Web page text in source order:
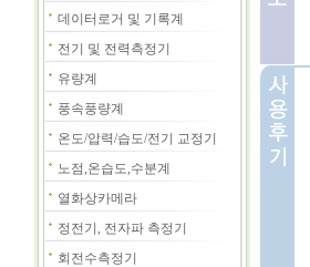
데이터로거 및 기록계
전기 및 전력측정기
유량계
풍속풍량계
온도/압력/습도/전기 교정기
노점,온습도,수분계
열화상카메라
정전기, 전자파 측정기
회전수측정기